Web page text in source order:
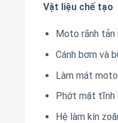
Vật liệu chế tạo
Moto rãnh tản
Cánh bơm và
Làm mát
Phớt mặt tĩnh
Hệ làm kín